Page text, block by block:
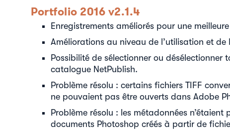
Portfolio 2016 v2.1.4
Enregistrements améliorés pour une
Améliorations au niveau de l’utilisation et
Possibilité de sélectionner ou désélectionner
catalogue NetPublish.
Problème résolu : certains fichiers TIFF
ne pouvaient pas être ouverts dans Adobe
Problème résolu : les métadonnées n’étaient
documents Photoshop créés à partir de